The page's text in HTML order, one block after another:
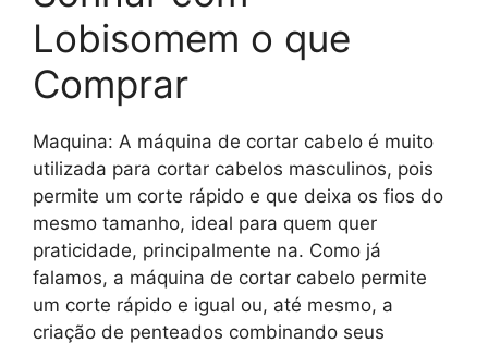
Lobisomem o que
Comprar
Maquina: A máquina de cortar cabelo é muito
utilizada para cortar cabelos masculinos, pois
permite um corte rápido e que deixa os fios do
mesmo tamanho, ideal para quem quer
praticidade, principalmente na. Como já
falamos, a máquina de cortar cabelo permite
um corte rápido e igual ou, até mesmo, a
criação de penteados combinando seus